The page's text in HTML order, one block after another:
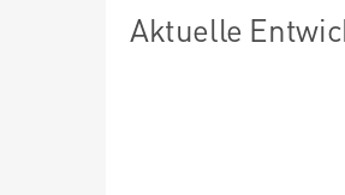
Aktuelle